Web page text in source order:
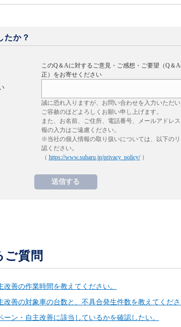
たか？
このQ＆Aに対するご意見・ご感想・ご要望（Q＆
正）をお寄せください
誠に恐れ入りますが、お問い合わせを入力いただ
ご容赦のほどよろしくお願い申し上げます。
また、お名前、ご住所、電話番号、メールアドレ
報の入力はご遠慮ください。
※当社の個人情報の取り扱いについては、以下の
認ください。
（ https://www.subaru.jp/privacy_policy/）
ご質問
善の作業時間を教えてください。
善の対象車の台数と、不具合発生件数を教えてくださ
ン・自主改善に該当しているかを確認したい。